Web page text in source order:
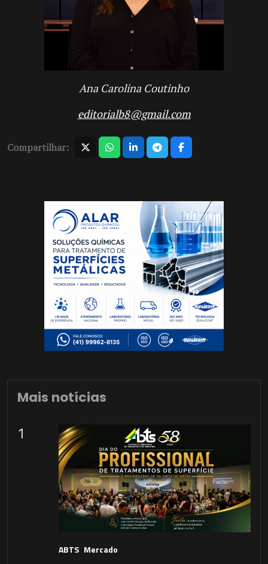
Ana Carolina Coutinho
editorialb8@gmail.com
Compartilhar:
Mais notícias
1
ABTS Mercado